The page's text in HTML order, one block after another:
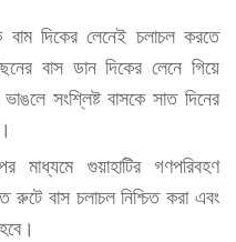
দিকের লেনেই চলাচল করতে
বাস ডান দিকের লেনে গিয়ে
সংশ্লিষ্ট বাসকে সাত দিনের
মাধ্যমে গুয়াহাটির গণপরিবহণ
রুটে বাস চলাচল নিশ্চিত করা এবং